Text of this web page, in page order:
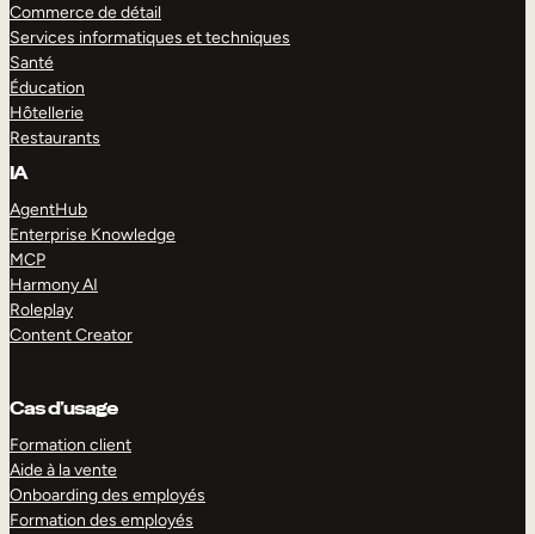
Commerce de détail
Services informatiques et techniques
Santé
Éducation
Hôtellerie
Restaurants
IA
AgentHub
Enterprise Knowledge
MCP
Harmony AI
Roleplay
Content Creator
Cas d’usage
Formation client
Aide à la vente
Onboarding des employés
Formation des employés